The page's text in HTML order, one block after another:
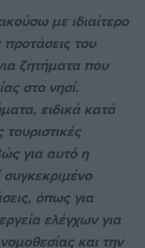
με ιδιαίτερο
προτάσεις του
ζητήματα που
στο νησί.
ειδικά κατά
για αυτό η
όπως για
ελέγχων για
και την